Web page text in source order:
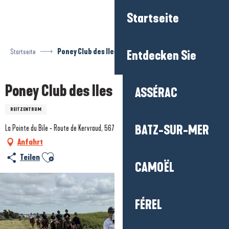
Startseite
Entdecken Sie
ASSÉRAC
BATZ-SUR-MER
CAMOËL
FÉREL
Startseite Poney Club des Iles
Poney Club des Iles
REITZENTRUM
La Pointe du Bile - Route de Kervraud, 56760 Pénestin
Anfahrt
Teilen Ajouter aux favoris